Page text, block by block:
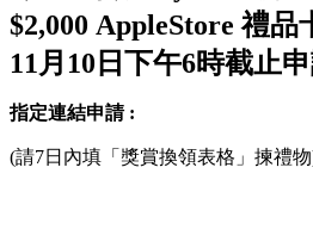
$2,000 AppleStore 禮品
11月10日下午6時截止申
指定連結申請 :
(請7日內填「獎賞換領表格」揀禮